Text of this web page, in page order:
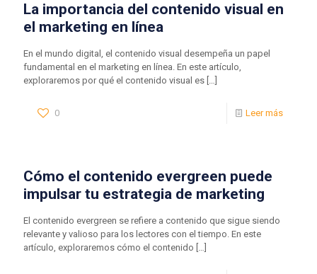
La importancia del contenido visual en
el marketing en línea
En el mundo digital, el contenido visual desempeña un papel
fundamental en el marketing en línea. En este artículo,
exploraremos por qué el contenido visual es […]
0 Leer más
Cómo el contenido evergreen puede
impulsar tu estrategia de marketing
El contenido evergreen se refiere a contenido que sigue siendo
relevante y valioso para los lectores con el tiempo. En este
artículo, exploraremos cómo el contenido […]